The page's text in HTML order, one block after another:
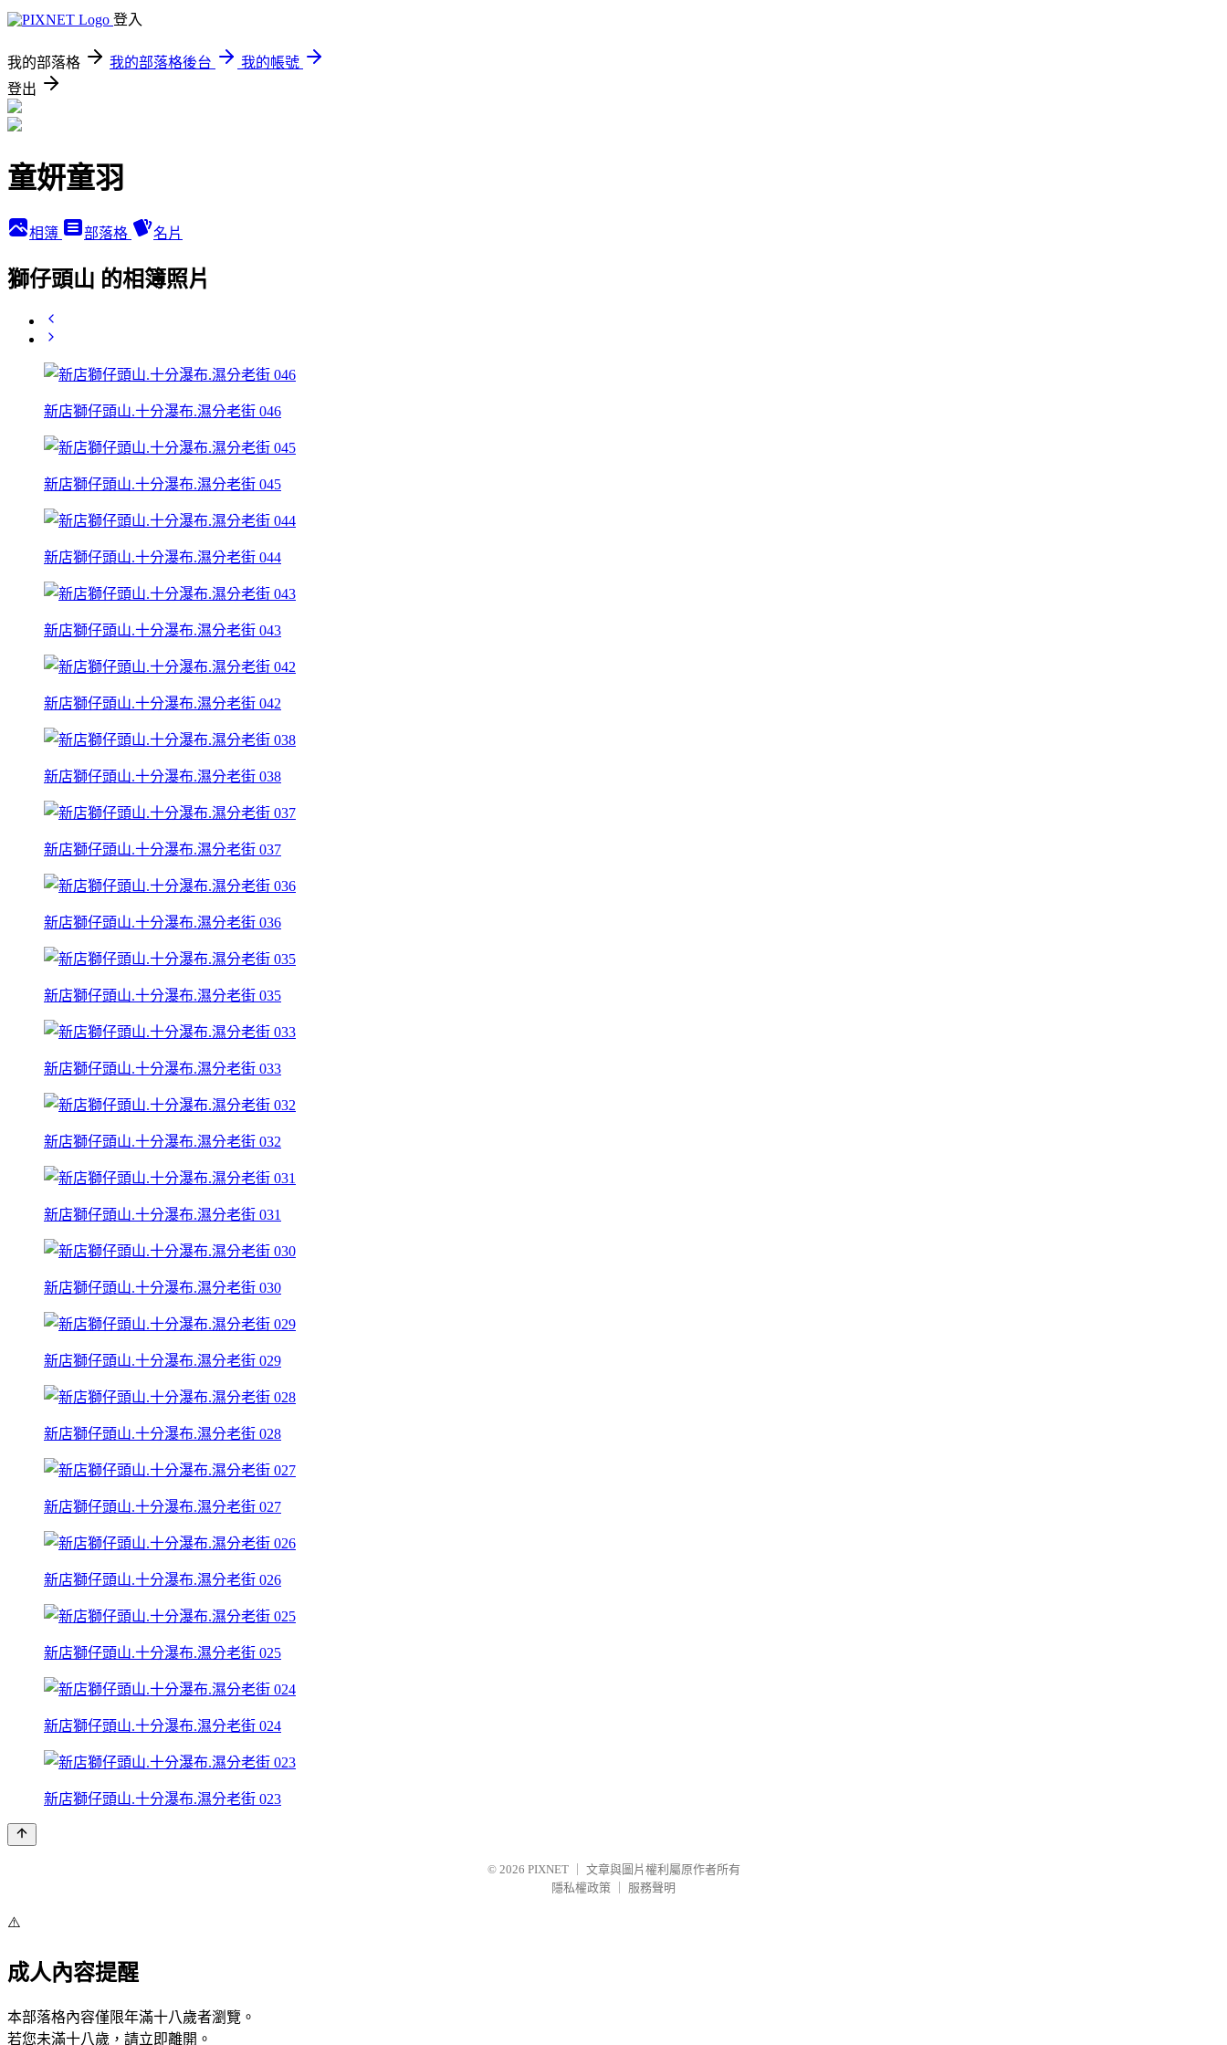
登入
我的部落格 我的部落格後台
我的帳號
登出
童妍童羽
相簿 部落格 名片
獅仔頭山 的相簿照片
新店獅仔頭山.十分瀑布.濕分老街 046
新店獅仔頭山.十分瀑布.濕分老街 045
新店獅仔頭山.十分瀑布.濕分老街 044
新店獅仔頭山.十分瀑布.濕分老街 043
新店獅仔頭山.十分瀑布.濕分老街 042
新店獅仔頭山.十分瀑布.濕分老街 038
新店獅仔頭山.十分瀑布.濕分老街 037
新店獅仔頭山.十分瀑布.濕分老街 036
新店獅仔頭山.十分瀑布.濕分老街 035
新店獅仔頭山.十分瀑布.濕分老街 033
新店獅仔頭山.十分瀑布.濕分老街 032
新店獅仔頭山.十分瀑布.濕分老街 031
新店獅仔頭山.十分瀑布.濕分老街 030
新店獅仔頭山.十分瀑布.濕分老街 029
新店獅仔頭山.十分瀑布.濕分老街 028
新店獅仔頭山.十分瀑布.濕分老街 027
新店獅仔頭山.十分瀑布.濕分老街 026
新店獅仔頭山.十分瀑布.濕分老街 025
新店獅仔頭山.十分瀑布.濕分老街 024
新店獅仔頭山.十分瀑布.濕分老街 023
© 2026 PIXNET
文章與圖片權利屬原作者所有
隱私權政策
服務聲明
⚠️
成人內容提醒
本部落格內容僅限年滿十八歲者瀏覽。
若您未滿十八歲，請立即離開。